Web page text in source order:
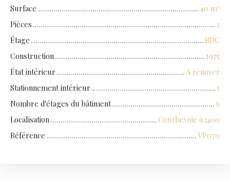
Surface
40 m²
Pièces
2
Étage
RDC
Construction
1975
État intérieur
A rénover
Stationnement intérieur
1
Nombre d'étages du bâtiment
9
Localisation
Courbevoie 92400
Référence
VP070